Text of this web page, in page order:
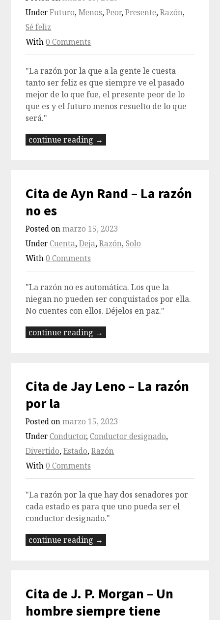
UnderFuturo,Menos,Peor,Presente,Razón,
Sé feliz
With0 Comments
"La razón por la que a la gente le cuesta
tanto ser feliz es que siempre ve el pasado
mejor de lo que fue, el presente peor de lo
que es y el futuro menos resuelto de lo que
será."
continue reading →
Cita de Ayn Rand – La razón
no es
Posted onmarzo 15, 2023
UnderCuenta,Deja,Razón,Solo
With0 Comments
"La razón no es automática. Los que la
niegan no pueden ser conquistados por ella.
No cuentes con ellos. Déjelos en paz."
continue reading →
Cita de Jay Leno – La razón
por la
Posted onmarzo 15, 2023
UnderConductor,Conductor designado,
Divertido,Estado,Razón
With0 Comments
"La razón por la que hay dos senadores por
cada estado es para que uno pueda ser el
conductor designado."
continue reading →
Cita de J. P. Morgan – Un
hombre siempre tiene